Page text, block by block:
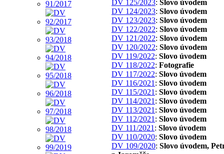
DV 125/2023: Slovo úvodem
DV 124/2023: Slovo úvodem
DV 123/2023: Slovo úvodem
DV 122/2022: Slovo úvodem
DV 121/2022: Slovo úvodem
DV 120/2022: Slovo úvodem
DV 119/2022: Slovo úvodem
DV 118/2022: Fotografie
DV 117/2022: Slovo úvodem
DV 116/2021 : Slovo úvodem
DV 115/2021 : Slovo úvodem
DV 114/2021 : Slovo úvodem
DV 113/2021 : Slovo úvodem
DV 112/2021 : Slovo úvodem
DV 111/2021 : Slovo úvodem
DV 110/2020: Slovo úvodem
DV 109/2020: Slovo úvodem,